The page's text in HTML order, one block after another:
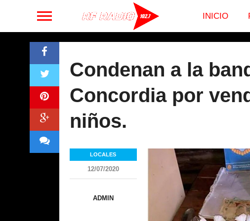
INICIO
Condenan a la
Concordia por
niños.
LOCALES
12/07/2020
ADMIN